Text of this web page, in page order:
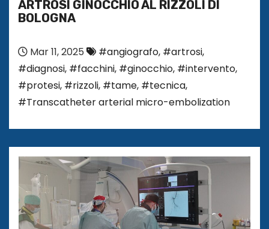
ARTROSI GINOCCHIO AL RIZZOLI DI
BOLOGNA
Mar 11, 2025 #angiografo, #artrosi,
#diagnosi, #facchini, #ginocchio, #intervento,
#protesi, #rizzoli, #tame, #tecnica,
#Transcatheter arterial micro-embolization